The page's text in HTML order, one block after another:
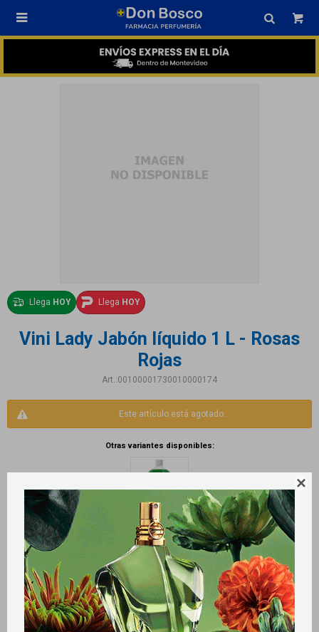


Llega HOY Llega HOY
Vini Lady Jabón líquido 1 L - Rosas
Rojas
00100001730010000174
Este artículo está agotado.
Otras variantes disponibles:
Productos que te pueden interesar